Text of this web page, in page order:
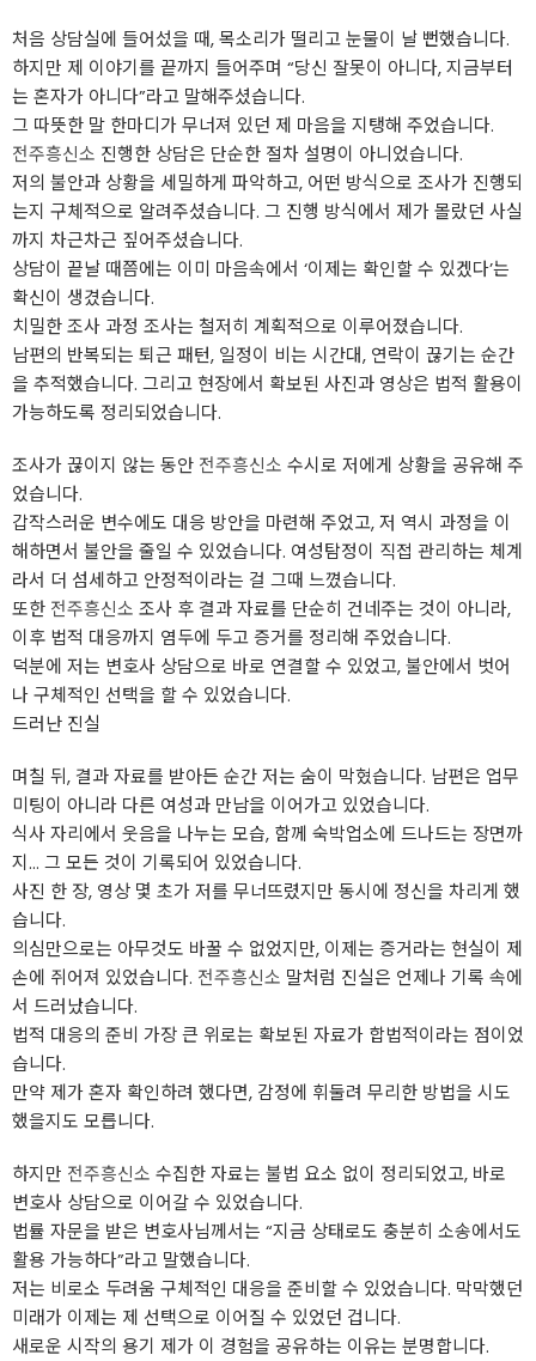
처음 상담실에 들어섰을 때, 목소리가 떨리고 눈물이 날 뻔했습니다.
하지만 제 이야기를 끝까지 들어주며 “당신 잘못이 아니다, 지금부터
는 혼자가 아니다”라고 말해주셨습니다.
그 따뜻한 말 한마디가 무너져 있던 제 마음을 지탱해 주었습니다.
전주흥신소 진행한 상담은 단순한 절차 설명이 아니었습니다.
저의 불안과 상황을 세밀하게 파악하고, 어떤 방식으로 조사가 진행되
는지 구체적으로 알려주셨습니다. 그 진행 방식에서 제가 몰랐던 사실
까지 차근차근 짚어주셨습니다.
상담이 끝날 때쯤에는 이미 마음속에서 ‘이제는 확인할 수 있겠다’는
확신이 생겼습니다.
치밀한 조사 과정 조사는 철저히 계획적으로 이루어졌습니다.
남편의 반복되는 퇴근 패턴, 일정이 비는 시간대, 연락이 끊기는 순간
을 추적했습니다. 그리고 현장에서 확보된 사진과 영상은 법적 활용이
가능하도록 정리되었습니다.
조사가 끊이지 않는 동안 전주흥신소 수시로 저에게 상황을 공유해 주
었습니다.
갑작스러운 변수에도 대응 방안을 마련해 주었고, 저 역시 과정을 이
해하면서 불안을 줄일 수 있었습니다. 여성탐정이 직접 관리하는 체계
라서 더 섬세하고 안정적이라는 걸 그때 느꼈습니다.
또한 전주흥신소 조사 후 결과 자료를 단순히 건네주는 것이 아니라,
이후 법적 대응까지 염두에 두고 증거를 정리해 주었습니다.
덕분에 저는 변호사 상담으로 바로 연결할 수 있었고, 불안에서 벗어
나 구체적인 선택을 할 수 있었습니다.
드러난 진실
며칠 뒤, 결과 자료를 받아든 순간 저는 숨이 막혔습니다. 남편은 업무
미팅이 아니라 다른 여성과 만남을 이어가고 있었습니다.
식사 자리에서 웃음을 나누는 모습, 함께 숙박업소에 드나드는 장면까
지… 그 모든 것이 기록되어 있었습니다.
사진 한 장, 영상 몇 초가 저를 무너뜨렸지만 동시에 정신을 차리게 했
습니다.
의심만으로는 아무것도 바꿀 수 없었지만, 이제는 증거라는 현실이 제
손에 쥐어져 있었습니다. 전주흥신소 말처럼 진실은 언제나 기록 속에
서 드러났습니다.
법적 대응의 준비 가장 큰 위로는 확보된 자료가 합법적이라는 점이었
습니다.
만약 제가 혼자 확인하려 했다면, 감정에 휘둘려 무리한 방법을 시도
했을지도 모릅니다.
하지만 전주흥신소 수집한 자료는 불법 요소 없이 정리되었고, 바로
변호사 상담으로 이어갈 수 있었습니다.
법률 자문을 받은 변호사님께서는 “지금 상태로도 충분히 소송에서도
활용 가능하다”라고 말했습니다.
저는 비로소 두려움 구체적인 대응을 준비할 수 있었습니다. 막막했던
미래가 이제는 제 선택으로 이어질 수 있었던 겁니다.
새로운 시작의 용기 제가 이 경험을 공유하는 이유는 분명합니다.